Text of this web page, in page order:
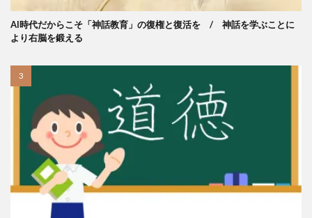
AI時代だからこそ「神話教育」の復権と復活を / 神話を学ぶことに
より右脳を鍛える